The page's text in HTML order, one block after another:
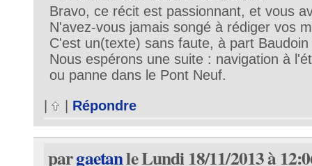
Bravo, ce récit est passionnant, et vous
N'avez-vous jamais songé à rédiger vos
C'est un(texte) sans faute, à part
Nous espérons une suite : navigation à
ou panne dans le Pont Neuf.
Répondre
pargaetanle Lundi 18/11/2013 à